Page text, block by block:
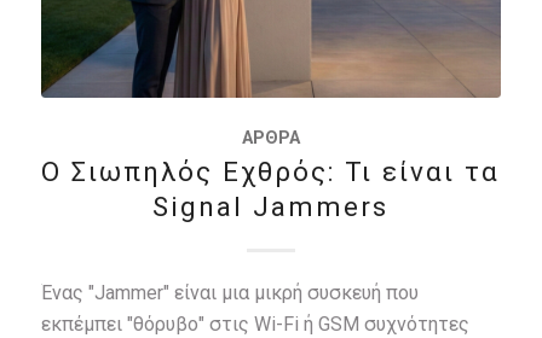
ΆΡΘΡΑ
O Σιωπηλός Εχθρός: Τι είναι τα
Signal Jammers
Ένας "Jammer" είναι μια μικρή συσκευή που
εκπέμπει "θόρυβο" στις Wi-Fi ή GSM συχνότητες